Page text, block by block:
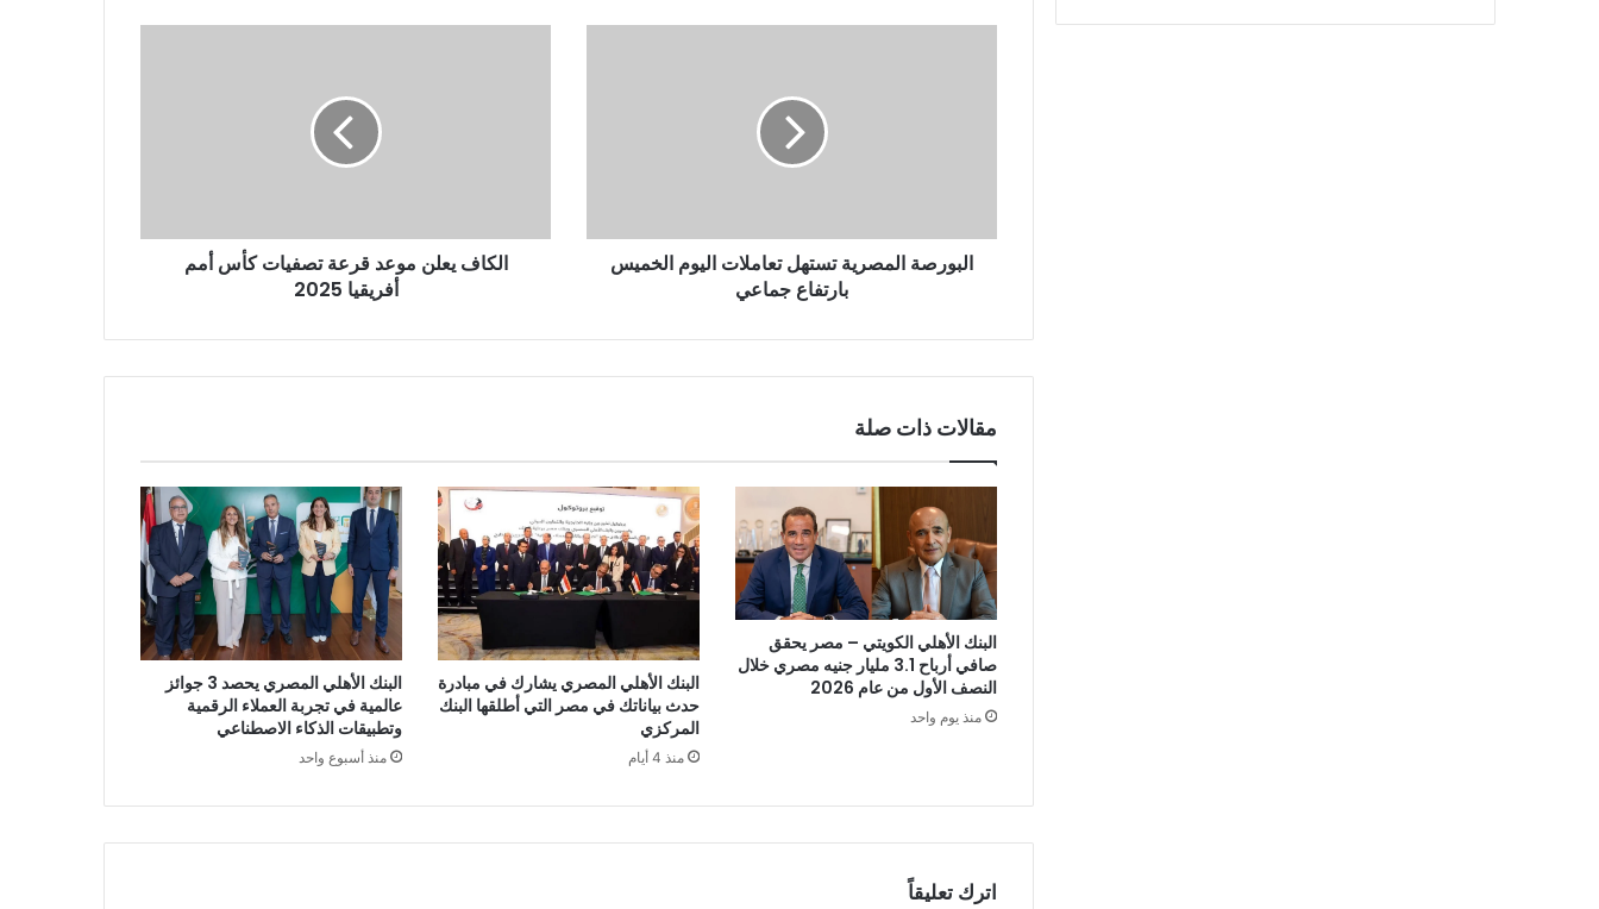
البورصة المصرية تستهل تعاملات اليوم الخميس
بارتفاع جماعي
الكاف يعلن موعد قرعة تصفيات كأس أمم
أفريقيا 2025
مقالات ذات صلة
البنك الأهلي الكويتي – مصر يحقق
صافي أرباح 3.1 مليار جنيه مصري خلال
النصف الأول من عام 2026
منذ يوم واحد
البنك الأهلي المصري يشارك في مبادرة
حدث بياناتك في مصر التي أطلقها البنك
المركزي
منذ 4 أيام
البنك الأهلي المصري يحصد 3 جوائز
عالمية في تجربة العملاء الرقمية
وتطبيقات الذكاء الاصطناعي
منذ أسبوع واحد
اترك تعليقاً